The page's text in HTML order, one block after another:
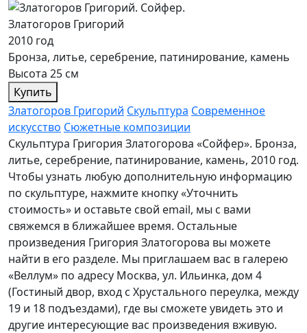
Златогоров Григорий
2010 год
Бронза, литье, серебрение, патинирование, камень
Высота 25 см
Купить
Златогоров Григорий Скульптура Современное
искусство Сюжетные композиции
Скульптура Григория Златогорова «Сойфер». Бронза,
литье, серебрение, патинирование, камень, 2010 год.
Чтобы узнать любую дополнительную информацию
по скульптуре, нажмите кнопку «Уточнить
стоимость» и оставьте свой email, мы с вами
свяжемся в ближайшее время. Остальные
произведения Григория Златогорова вы можете
найти в его разделе. Мы приглашаем вас в галерею
«Веллум» по адресу Москва, ул. Ильинка, дом 4
(Гостиный двор, вход с Хрустального переулка, между
19 и 18 подъездами), где вы сможете увидеть это и
другие интересующие вас произведения вживую.